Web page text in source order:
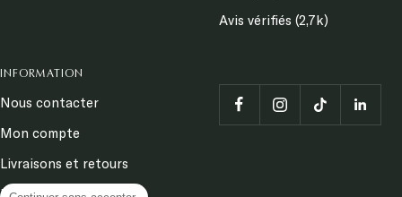
Avis vérifiés (2,7k)
INFORMATION
Nous contacter
Mon compte
Livraisons et retours